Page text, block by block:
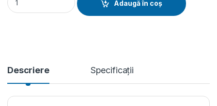
Adaugă în coș
Descriere Specificații